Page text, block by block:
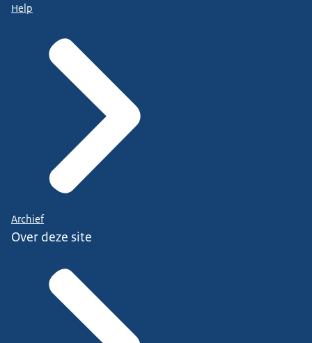
Help
Archief
Over deze site